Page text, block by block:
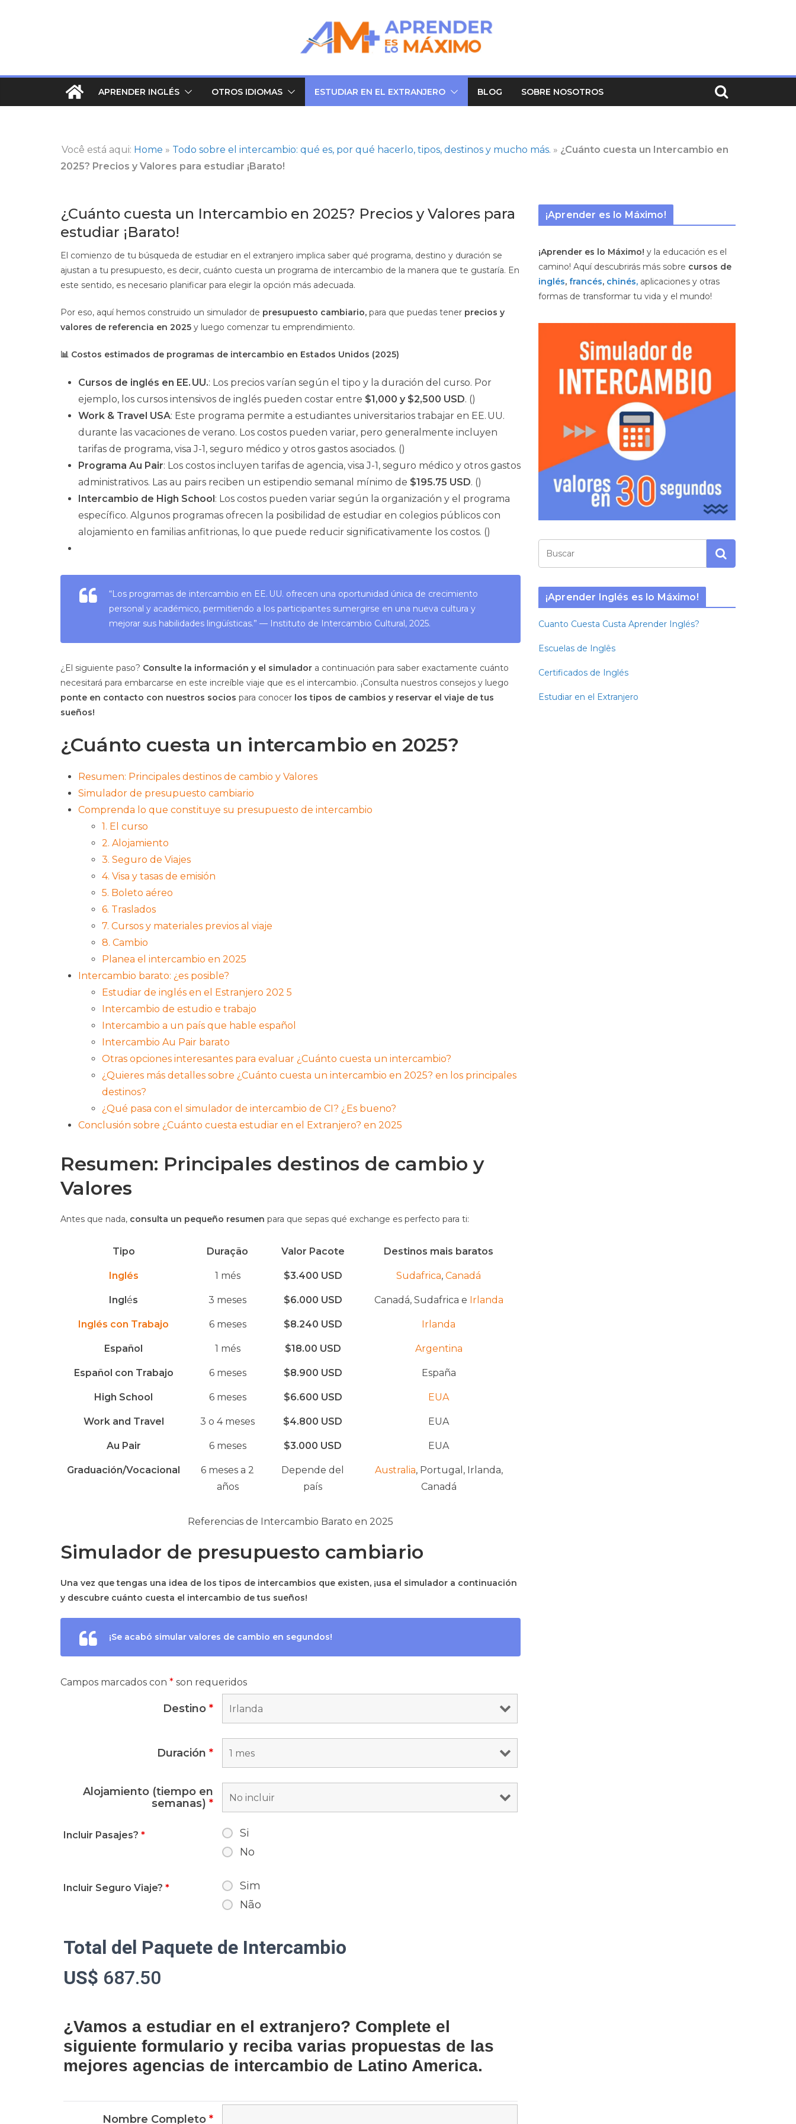
APRENDER INGLÉS OTROS IDIOMAS ESTUDIAR EN EL EXTRANJERO BLOG SOBRE NOSOTROS
Você está aqui: Home » Todo sobre el intercambio: qué es, por qué hacerlo, tipos, destinos y mucho más. » ¿Cuánto cuesta un Intercambio en
2025? Precios y Valores para estudiar ¡Barato!
¿Cuánto cuesta un Intercambio en 2025? Precios y Valores para
estudiar ¡Barato!
El comienzo de tu búsqueda de estudiar en el extranjero implica saber qué programa, destino y duración se
ajustan a tu presupuesto, es decir, cuánto cuesta un programa de intercambio de la manera que te gustaría. En
este sentido, es necesario planificar para elegir la opción más adecuada.
Por eso, aquí hemos construido un simulador de presupuesto cambiario, para que puedas tener precios y
valores de referencia en 2025 y luego comenzar tu emprendimiento.
📊 Costos estimados de programas de intercambio en Estados Unidos (2025)
Cursos de inglés en EE. UU.: Los precios varían según el tipo y la duración del curso. Por
ejemplo, los cursos intensivos de inglés pueden costar entre $1,000 y $2,500 USD. ()
Work & Travel USA: Este programa permite a estudiantes universitarios trabajar en EE. UU.
durante las vacaciones de verano. Los costos pueden variar, pero generalmente incluyen
tarifas de programa, visa J-1, seguro médico y otros gastos asociados. ()
Programa Au Pair: Los costos incluyen tarifas de agencia, visa J-1, seguro médico y otros gastos
administrativos. Las au pairs reciben un estipendio semanal mínimo de $195.75 USD. ()
Intercambio de High School: Los costos pueden variar según la organización y el programa
específico. Algunos programas ofrecen la posibilidad de estudiar en colegios públicos con
alojamiento en familias anfitrionas, lo que puede reducir significativamente los costos. ()
“Los programas de intercambio en EE. UU. ofrecen una oportunidad única de crecimiento
personal y académico, permitiendo a los participantes sumergirse en una nueva cultura y
mejorar sus habilidades lingüísticas.” — Instituto de Intercambio Cultural, 2025.
¿El siguiente paso? Consulte la información y el simulador a continuación para saber exactamente cuánto
necesitará para embarcarse en este increíble viaje que es el intercambio. ¡Consulta nuestros consejos y luego
ponte en contacto con nuestros socios para conocer los tipos de cambios y reservar el viaje de tus
sueños!
¿Cuánto cuesta un intercambio en 2025?
Resumen: Principales destinos de cambio y Valores
Simulador de presupuesto cambiario
Comprenda lo que constituye su presupuesto de intercambio
1. El curso
2. Alojamiento
3. Seguro de Viajes
4. Visa y tasas de emisión
5. Boleto aéreo
6. Traslados
7. Cursos y materiales previos al viaje
8. Cambio
Planea el intercambio en 2025
Intercambio barato: ¿es posible?
Estudiar de inglés en el Estranjero 202 5
Intercambio de estudio e trabajo
Intercambio a un país que hable español
Intercambio Au Pair barato
Otras opciones interesantes para evaluar ¿Cuánto cuesta un intercambio?
¿Quieres más detalles sobre ¿Cuánto cuesta un intercambio en 2025? en los principales
destinos?
¿Qué pasa con el simulador de intercambio de CI? ¿Es bueno?
Conclusión sobre ¿Cuánto cuesta estudiar en el Extranjero? en 2025
Resumen: Principales destinos de cambio y
Valores
Antes que nada, consulta un pequeño resumen para que sepas qué exchange es perfecto para ti:
Tipo Duração Valor Pacote Destinos mais baratos
Inglés 1 més $3.400 USD Sudafrica, Canadá
Inglés 3 meses $6.000 USD Canadá, Sudafrica e Irlanda
Inglés con Trabajo 6 meses $8.240 USD Irlanda
Español 1 més $18.00 USD Argentina
Español con Trabajo 6 meses $8.900 USD España
High School 6 meses $6.600 USD EUA
Work and Travel 3 o 4 meses $4.800 USD EUA
Au Pair 6 meses $3.000 USD EUA
Graduación/Vocacional
6 meses a 2
años
Depende del
país
Australia, Portugal, Irlanda,
Canadá
Referencias de Intercambio Barato en 2025
Simulador de presupuesto cambiario
Una vez que tengas una idea de los tipos de intercambios que existen, ¡usa el simulador a continuación
y descubre cuánto cuesta el intercambio de tus sueños!
¡Se acabó simular valores de cambio en segundos!
Campos marcados con * son requeridos
Destino*
Duración*
Alojamiento (tiempo en
semanas)*
Incluir Pasajes? *
Si
No
Incluir Seguro Viaje? *
Sim
Não
Total del Paquete de Intercambio
US$ 687.50
¿Vamos a estudiar en el extranjero? Complete el
siguiente formulario y reciba varias propuestas de las
mejores agencias de intercambio de Latino America.
Nombre Completo*
¡Aprender es lo Máximo!
¡Aprender es lo Máximo! y la educación es el
camino! Aquí descubrirás más sobre cursos de
inglés, francés, chinés, aplicaciones y otras
formas de transformar tu vida y el mundo!
¡Aprender Inglés es lo Máximo!
Cuanto Cuesta Custa Aprender Inglés?
Escuelas de Inglês
Certificados de Inglés
Estudiar en el Extranjero